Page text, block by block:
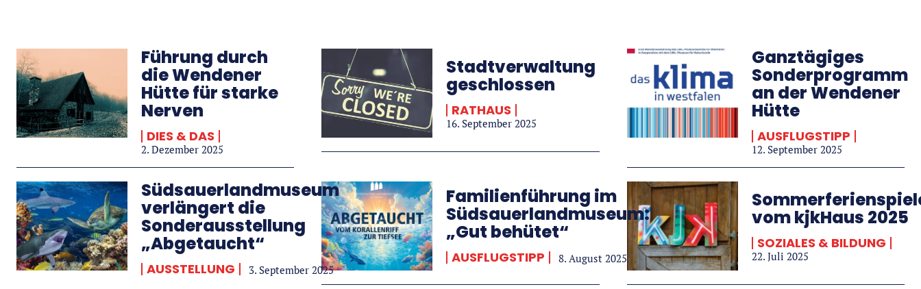
Führung durch
die Wendener
Hütte für starke
Nerven
DIES & DAS
2. Dezember 2025
Stadtverwaltung
geschlossen
RATHAUS
16. September 2025
Ganztägiges
Sonderprogramm
an der Wendener
Hütte
AUSFLUGSTIPP
12. September 2025
Südsauerlandmuseum
verlängert die
Sonderausstellung
„Abgetaucht“
AUSSTELLUNG 3. September 2025
Familienführung im
Südsauerlandmuseum:
„Gut behütet“
AUSFLUGSTIPP 8. August 2025
vom kjkHaus 2025
SOZIALES & BILDUNG
22. Juli 2025